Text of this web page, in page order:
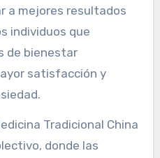
a mejores resultados
individuos que
de bienestar
satisfacción y
Tradicional China
donde las